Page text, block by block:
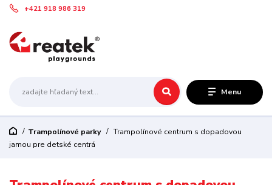
Menu
+421 918 986 319
Trampolínové parky
Trampolínové centrum s dopadovou
jamou pre detské centrá